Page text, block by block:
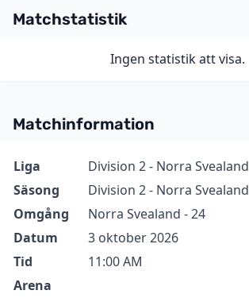
Matchstatistik
Ingen statistik att visa.
Matchinformation
InformationVärde
Liga
Division 2 - Norra Svealand
Säsong
Division 2 - Norra
Omgång
Norra Svealand - 24
Datum
3 oktober 2026
Tid
11:00 AM
Arena